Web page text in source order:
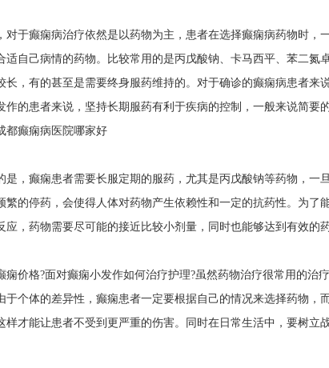
对于癫痫病治疗依然是以药物为主，患者在选择癫痫病药物时，
适自己病情的药物。比较常用的是丙戊酸钠、卡马西平、苯二氮
长，有的甚至是需要终身服药维持的。对于确诊的癫痫病患者来
作的患者来说，坚持长期服药有利于疾病的控制，一般来说简要
都癫痫病医院哪家好
是，癫痫患者需要长服定期的服药，尤其是丙戊酸钠等药物，一
繁的停药，会使得人体对药物产生依赖性和一定的抗药性。为了
应，药物需要尽可能的接近比较小剂量，同时也能够达到有效的药
痫价格?面对癫痫小发作如何治疗护理?虽然药物治疗很常用的治
于个体的差异性，癫痫患者一定要根据自己的情况来选择药物，
样才能让患者不受到更严重的伤害。同时在日常生活中，要树立